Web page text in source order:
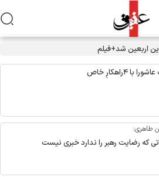
اربعین شد+فیلم
خاص
طاهری:
که رضایت رهبر را ندارد خبری نیست